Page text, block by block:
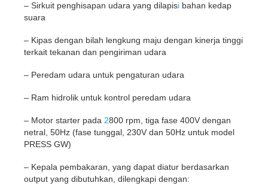
– Sirkuit penghisapan udara yang dilapisi bahan kedap
suara
– Kipas dengan bilah lengkung maju dengan kinerja tinggi
terkait tekanan dan pengiriman udara
– Peredam udara untuk pengaturan udara
– Ram hidrolik untuk kontrol peredam udara
– Motor starter pada 2800 rpm, tiga fase 400V dengan
netral, 50Hz (fase tunggal, 230V dan 50Hz untuk model
PRESS GW)
– Kepala pembakaran, yang dapat diatur berdasarkan
output yang dibutuhkan, dilengkapi dengan: